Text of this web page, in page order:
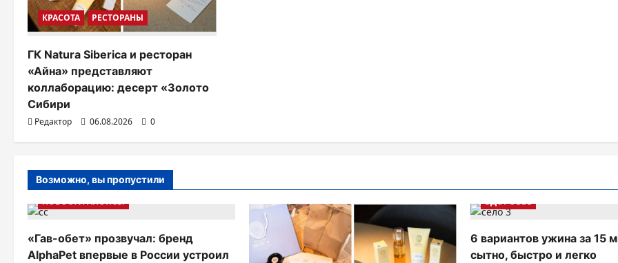
о
з
а
п
и
с
м
КРАСОТА РЕСТОРАНЫ
ГК Natura Siberica и ресторан
«Айна» представляют
коллаборацию: десерт «Золото
Сибири
Редактор 06.08.2026 0
Возможно, вы пропустили
НОВОСТИ АНОНСЫ
«Гав-обет» прозвучал: бренд
AlphaPet впервые в России устроил
ЗДОРОВЬЕ
6 вариантов ужина за 15
сытно, быстро и легко